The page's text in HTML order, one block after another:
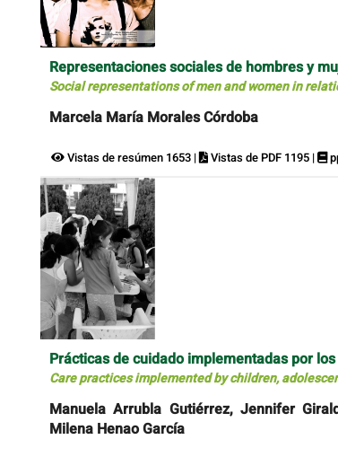
Representaciones sociales de hombres y
Social representations of men and women in
Marcela María Morales Córdoba
Vistas de resúmen 1653 | Vistas de PDF 1195 |
Prácticas de cuidado implementadas por
Care practices implemented by children,
Manuela Arrubla Gutiérrez, Jennifer
Milena Henao García